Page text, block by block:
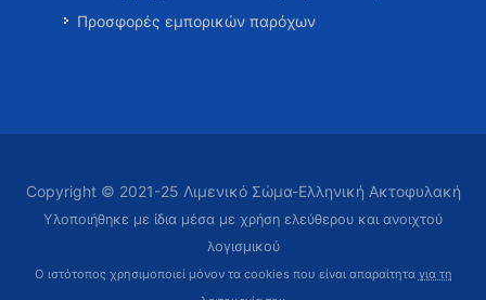
Προσφορές εμπορικών παρόχων
Copyright © 2021-25 Λιμενικό Σώμα-Ελληνική Ακτοφυλακή
Υλοποιήθηκε με ίδια μέσα με χρήση ελεύθερου και ανοιχτού
λογισμικού
Ο ιστότοπος χρησιμοποιεί μόνον τα cookies που είναι απαραίτητα για τη